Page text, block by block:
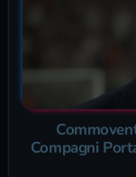
Compagni